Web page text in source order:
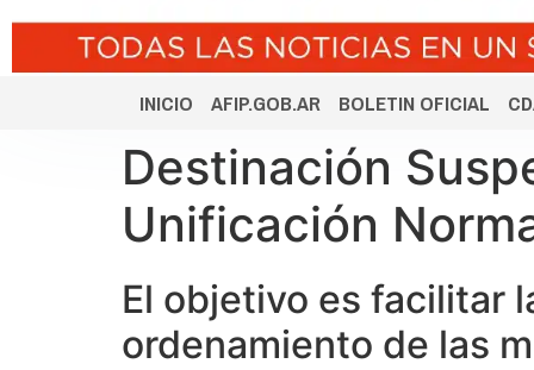
INICIO AFIP.GOB.AR BOLETIN OFICIAL
Destinación
Unificación
El objetivo es facilitar
ordenamiento de las